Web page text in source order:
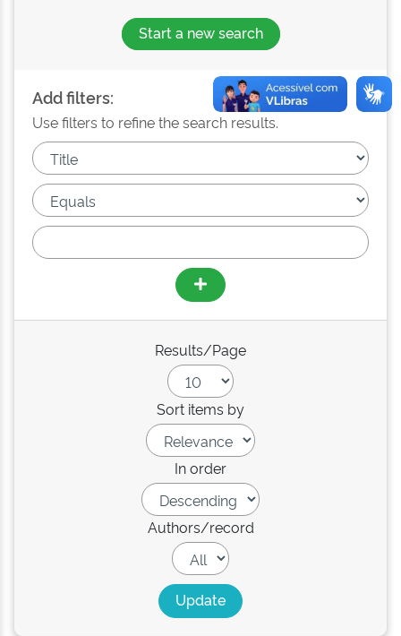
Start a new search
Add filters:
Use filters to refine the search results.
Results/Page
Sort items by
In order
Authors/record